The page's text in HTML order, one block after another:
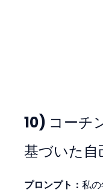
10) コーチ
基づいた自
プロンプト：私